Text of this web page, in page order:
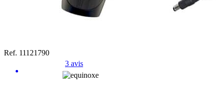
Ref. 11121790
3 avis